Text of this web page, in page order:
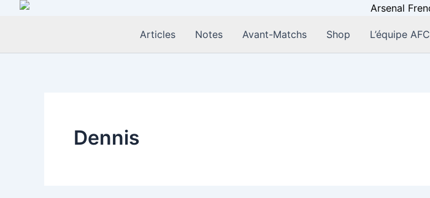
Aller
Articles Notes Avant-Matchs Shop L’équipe AFC
Dennis